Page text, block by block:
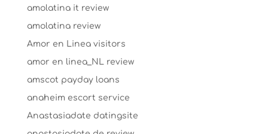
amolatina it review
amolatina review
Amor en Linea visitors
amor en linea_NL review
amscot payday loans
anaheim escort service
Anastasiadate datingsite